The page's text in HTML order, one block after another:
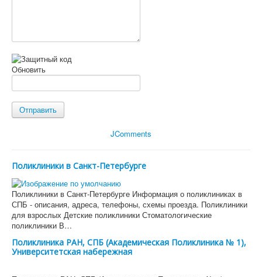
Обновить
Отправить
JComments
Поликлиники в Санкт-Петербурге
Поликлиники в Санкт-Петербурге Информация о поликлиниках в
СПБ - описания, адреса, телефоны, схемы проезда. Поликлиники
для взрослых Детские поликлиники Стоматологические
поликлиники В…
Поликлиника РАН, СПБ (Академическая Поликлиника № 1),
Университетская набережная